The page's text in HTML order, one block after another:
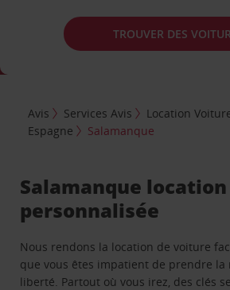
TROUVER DES
Avis Services Avis Location
Espagne
Salamanque
Salamanque
personnalisée
Nous rendons la location de voiture
que vous êtes impatient de prendre la
liberté. Partout où vous irez, des clés